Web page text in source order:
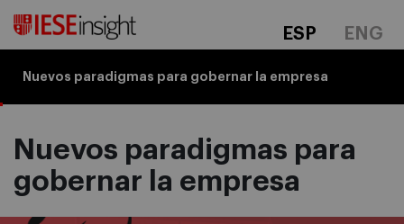
ESP ENG
Nuevos paradigmas para gobernar la empresa
Nuevos paradigmas para
gobernar la empresa